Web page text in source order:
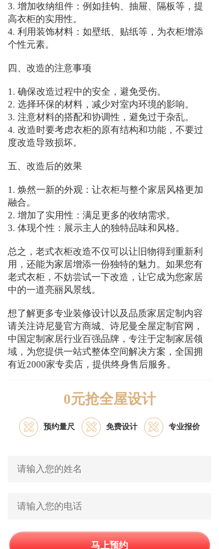
3. 增加收纳组件：例如挂钩、抽屉、隔板等，提
高衣柜的实用性。
4. 利用装饰材料：如壁纸、贴纸等，为衣柜增添
个性元素。
四、改造的注意事项
1. 确保改造过程中的安全，避免受伤。
2. 选择环保的材料，减少对室内环境的影响。
3. 注意材料的搭配和协调性，避免过于杂乱。
4. 改造时要考虑衣柜的原有结构和功能，不要过
度改造导致损坏。
五、改造后的效果
1. 焕然一新的外观：让衣柜与整个家居风格更加
融合。
2. 增加了实用性：满足更多的收纳需求。
3. 体现个性：展示主人的独特品味和风格。
总之，老式衣柜改造不仅可以让旧物得到重新利
用，还能为家居增添一份独特的魅力。如果您有
老式衣柜，不妨尝试一下改造，让它成为您家居
中的一道亮丽风景线。
想了解更多专业装修设计以及品质家居定制内容
请关注诗尼曼官方商城、诗尼曼全屋定制官网，
中国定制家居行业百强品牌，专注于定制家居领
域，为您提供一站式整体空间解决方案，全国拥
有近2000家专卖店，提供终身售后服务。
0元抢全屋设计
预约量尺 免费设计 专业报价
马上预约